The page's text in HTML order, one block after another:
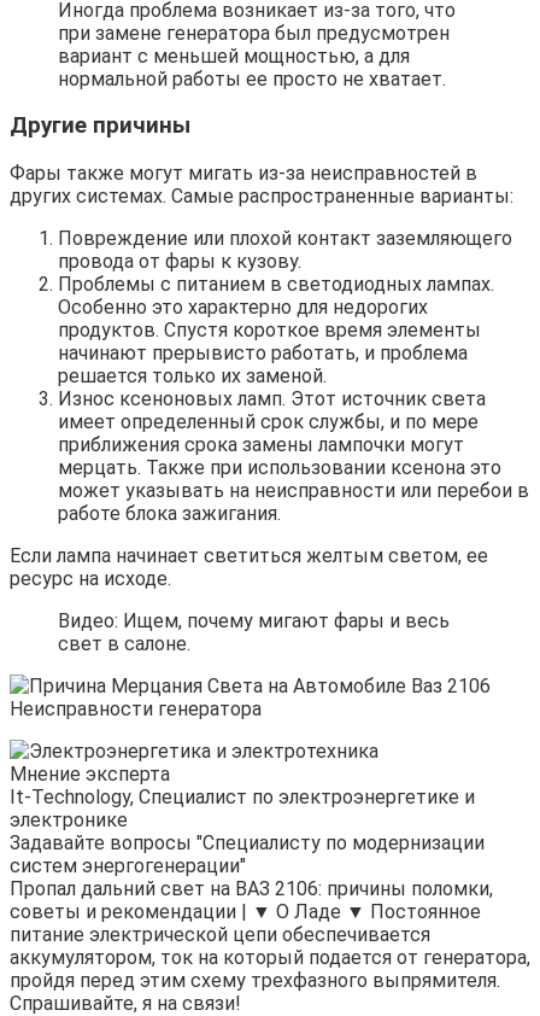
Иногда проблема возникает из-за того, что
при замене генератора был предусмотрен
вариант с меньшей мощностью, а для
нормальной работы ее просто не хватает.
Другие причины
Фары также могут мигать из-за неисправностей в
других системах. Самые распространенные варианты:
Повреждение или плохой контакт заземляющего
провода от фары к кузову.
Проблемы с питанием в светодиодных лампах.
Особенно это характерно для недорогих
продуктов. Спустя короткое время элементы
начинают прерывисто работать, и проблема
решается только их заменой.
Износ ксеноновых ламп. Этот источник света
имеет определенный срок службы, и по мере
приближения срока замены лампочки могут
мерцать. Также при использовании ксенона это
может указывать на неисправности или перебои в
работе блока зажигания.
Если лампа начинает светиться желтым светом, ее
ресурс на исходе.
Видео: Ищем, почему мигают фары и весь
свет в салоне.
Мнение эксперта
It-Technology, Cпециалист по электроэнергетике и
электронике
Задавайте вопросы "Специалисту по модернизации
систем энергогенерации"
Пропал дальний свет на ВАЗ 2106: причины поломки,
советы и рекомендации | ▼ О Ладе ▼ Постоянное
питание электрической цепи обеспечивается
аккумулятором, ток на который подается от генератора,
пройдя перед этим схему трехфазного выпрямителя.
Спрашивайте, я на связи!